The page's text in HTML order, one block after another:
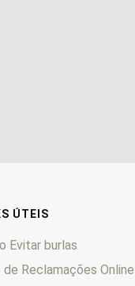
ÚTEIS
Evitar burlas
de Reclamações Online